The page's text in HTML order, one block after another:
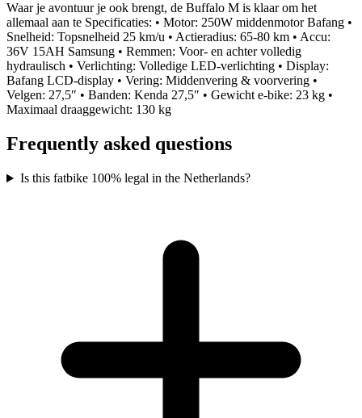
Waar je avontuur je ook brengt, de Buffalo M is klaar om het
allemaal aan te Specificaties: • Motor: 250W middenmotor Bafang •
Snelheid: Topsnelheid 25 km/u • Actieradius: 65-80 km • Accu:
36V 15AH Samsung • Remmen: Voor- en achter volledig
hydraulisch • Verlichting: Volledige LED-verlichting • Display:
Bafang LCD-display • Vering: Middenvering & voorvering •
Velgen: 27,5″ • Banden: Kenda 27,5″ • Gewicht e-bike: 23 kg •
Maximaal draaggewicht: 130 kg
Frequently asked questions
Is this fatbike 100% legal in the Netherlands?